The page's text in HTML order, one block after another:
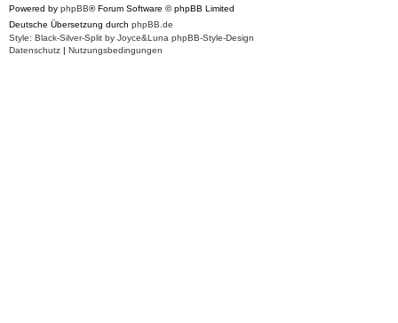
Powered by phpBB® Forum Software © phpBB Limited
Deutsche Übersetzung durch phpBB.de
Style: Black-Silver-Split by Joyce&Luna phpBB-Style-Design
Datenschutz | Nutzungsbedingungen